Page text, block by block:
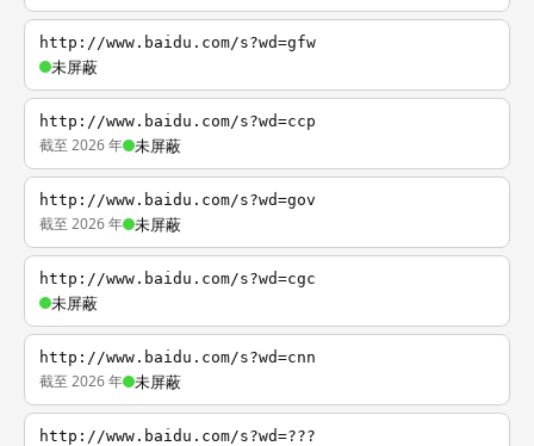
http://www.baidu.com/s?wd=gfw
未屏蔽
http://www.baidu.com/s?wd=ccp
截至 2026 年 未屏蔽
http://www.baidu.com/s?wd=gov
截至 2026 年 未屏蔽
http://www.baidu.com/s?wd=cgc
未屏蔽
http://www.baidu.com/s?wd=cnn
截至 2026 年 未屏蔽
http://www.baidu.com/s?wd=???